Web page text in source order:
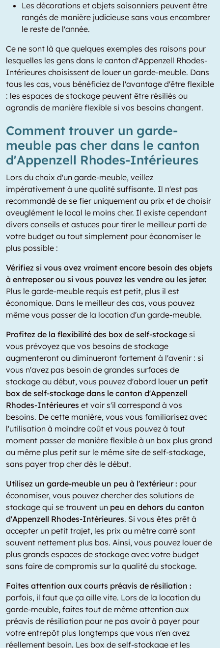
Les décorations et objets saisonniers peuvent être
rangés de manière judicieuse sans vous encombrer
le reste de l'année.
Ce ne sont là que quelques exemples des raisons pour
lesquelles les gens dans le canton d'Appenzell Rhodes-
Intérieures choisissent de louer un garde-meuble. Dans
tous les cas, vous bénéficiez de l'avantage d'être flexible
: les espaces de stockage peuvent être résiliés ou
agrandis de manière flexible si vos besoins changent.
Comment trouver un garde-
meuble pas cher dans le canton
d'Appenzell Rhodes-Intérieures
Lors du choix d'un garde-meuble, veillez
impérativement à une qualité suffisante. Il n'est pas
recommandé de se fier uniquement au prix et de choisir
aveuglément le local le moins cher. Il existe cependant
divers conseils et astuces pour tirer le meilleur parti de
votre budget ou tout simplement pour économiser le
plus possible :
Vérifiez si vous avez vraiment encore besoin des objets
à entreposer ou si vous pouvez les vendre ou les jeter.
Plus le garde-meuble requis est petit, plus il est
économique. Dans le meilleur des cas, vous pouvez
même vous passer de la location d'un garde-meuble.
Profitez de la flexibilité des box de self-stockage si
vous prévoyez que vos besoins de stockage
augmenteront ou diminueront fortement à l'avenir : si
vous n'avez pas besoin de grandes surfaces de
stockage au début, vous pouvez d'abord louer un petit
box de self-stockage dans le canton d'Appenzell
Rhodes-Intérieures et voir s'il correspond à vos
besoins. De cette manière, vous vous familiarisez avec
l'utilisation à moindre coût et vous pouvez à tout
moment passer de manière flexible à un box plus grand
ou même plus petit sur le même site de self-stockage,
sans payer trop cher dès le début.
Utilisez un garde-meuble un peu à l'extérieur : pour
économiser, vous pouvez chercher des solutions de
stockage qui se trouvent un peu en dehors du canton
d'Appenzell Rhodes-Intérieures. Si vous êtes prêt à
accepter un petit trajet, les prix au mètre carré sont
souvent nettement plus bas. Ainsi, vous pouvez louer de
plus grands espaces de stockage avec votre budget
sans faire de compromis sur la qualité du stockage.
Faites attention aux courts préavis de résiliation :
parfois, il faut que ça aille vite. Lors de la location du
garde-meuble, faites tout de même attention aux
préavis de résiliation pour ne pas avoir à payer pour
votre entrepôt plus longtemps que vous n'en avez
réellement besoin. Les box de self-stockage et les